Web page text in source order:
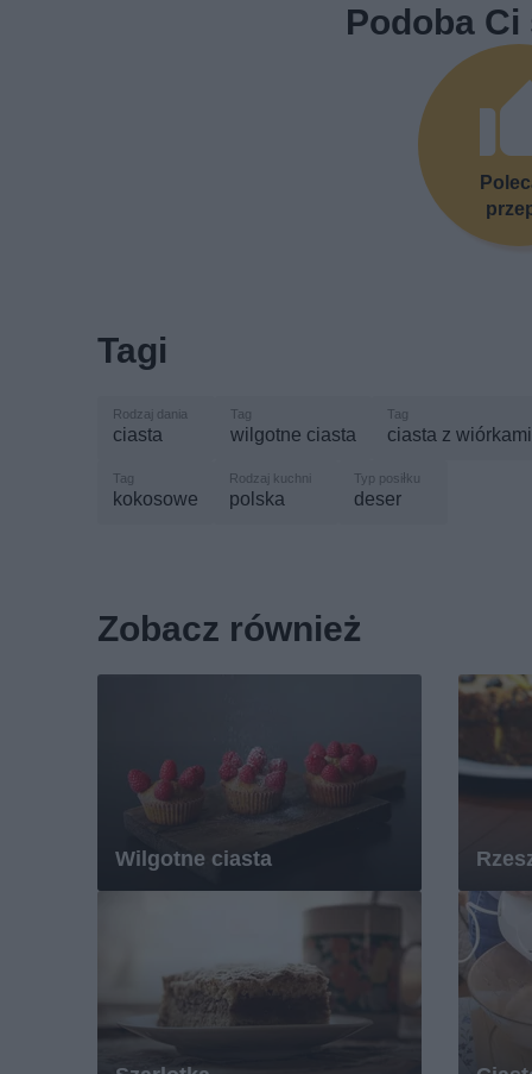
Podoba
Tagi
ciasta wilgotne ciasta ciasta z
kokosowe polska deser
Zobacz również
Wilgotne ciasta